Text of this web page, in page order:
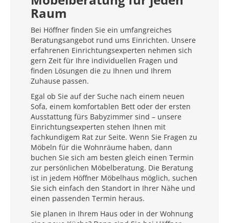
Raum
Bei Höffner finden Sie ein umfangreiches
Beratungsangebot rund ums Einrichten. Unsere
erfahrenen Einrichtungsexperten nehmen sich
gern Zeit für Ihre individuellen Fragen und
finden Lösungen die zu Ihnen und Ihrem
Zuhause passen.
Egal ob Sie auf der Suche nach einem neuen
Sofa, einem komfortablen Bett oder der ersten
Ausstattung fürs Babyzimmer sind – unsere
Einrichtungsexperten stehen Ihnen mit
fachkundigem Rat zur Seite. Wenn Sie Fragen zu
Möbeln für die Wohnräume haben, dann
buchen Sie sich am besten gleich einen Termin
zur persönlichen Möbelberatung. Die Beratung
ist in jedem Höffner Möbelhaus möglich, suchen
Sie sich einfach den Standort in Ihrer Nähe und
einen passenden Termin heraus.
Sie planen in Ihrem Haus oder in der Wohnung